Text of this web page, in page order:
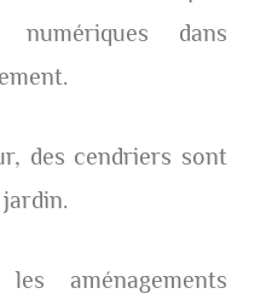
dans
des cendriers sont
aménagements